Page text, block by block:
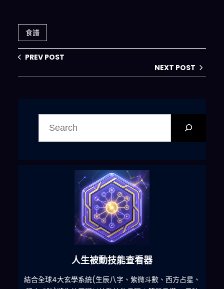
惱
食譜
PREV POST
NEXT POST
人生被動技能查看器
結合全球4大玄學系統(生辰八字、紫微斗數、西方占星、